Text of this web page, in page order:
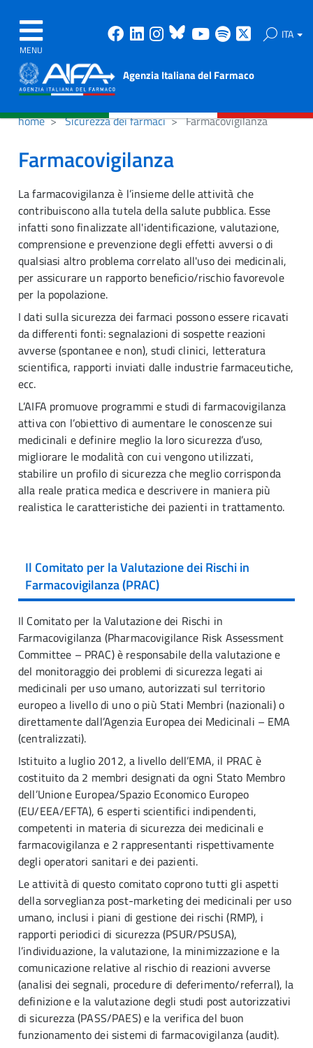
MENU
Facebook
Linkedin
Instagram
Bluesky
Youtube
Spotify ITA
Agenzia Italiana del Farmaco
home Sicurezza dei farmaci Farmacovigilanza
Farmacovigilanza
La farmacovigilanza è l’insieme delle attività che
contribuiscono alla tutela della salute pubblica. Esse
infatti sono finalizzate all'identificazione, valutazione,
comprensione e prevenzione degli effetti avversi o di
qualsiasi altro problema correlato all'uso dei medicinali,
per assicurare un rapporto beneficio/rischio favorevole
per la popolazione.
I dati sulla sicurezza dei farmaci possono essere ricavati
da differenti fonti: segnalazioni di sospette reazioni
avverse (spontanee e non), studi clinici, letteratura
scientifica, rapporti inviati dalle industrie farmaceutiche,
ecc.
L’AIFA promuove programmi e studi di farmacovigilanza
attiva con l’obiettivo di aumentare le conoscenze sui
medicinali e definire meglio la loro sicurezza d’uso,
migliorare le modalità con cui vengono utilizzati,
stabilire un profilo di sicurezza che meglio corrisponda
alla reale pratica medica e descrivere in maniera più
realistica le caratteristiche dei pazienti in trattamento.
Il Comitato per la Valutazione dei Rischi in
Farmacovigilanza (PRAC)
Il Comitato per la Valutazione dei Rischi in
Farmacovigilanza (Pharmacovigilance Risk Assessment
Committee – PRAC) è responsabile della valutazione e
del monitoraggio dei problemi di sicurezza legati ai
medicinali per uso umano, autorizzati sul territorio
europeo a livello di uno o più Stati Membri (nazionali) o
direttamente dall’Agenzia Europea dei Medicinali – EMA
(centralizzati).
Istituito a luglio 2012, a livello dell’EMA, il PRAC è
costituito da 2 membri designati da ogni Stato Membro
dell’Unione Europea/Spazio Economico Europeo
(EU/EEA/EFTA), 6 esperti scientifici indipendenti,
competenti in materia di sicurezza dei medicinali e
farmacovigilanza e 2 rappresentanti rispettivamente
degli operatori sanitari e dei pazienti.
Le attività di questo comitato coprono tutti gli aspetti
della sorveglianza post-marketing dei medicinali per uso
umano, inclusi i piani di gestione dei rischi (RMP), i
rapporti periodici di sicurezza (PSUR/PSUSA),
l’individuazione, la valutazione, la minimizzazione e la
comunicazione relative al rischio di reazioni avverse
(analisi dei segnali, procedure di deferimento/referral), la
definizione e la valutazione degli studi post autorizzativi
di sicurezza (PASS/PAES) e la verifica del buon
funzionamento dei sistemi di farmacovigilanza (audit).